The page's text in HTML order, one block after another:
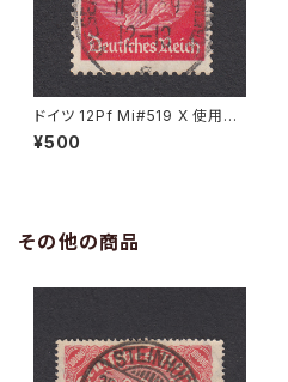
ドイツ 12Pf Mi#519 X 使用済
み切手｜WESERMÜNDE-GE
ESTEMÜNDE 11.11.1939
¥500
その他の商品